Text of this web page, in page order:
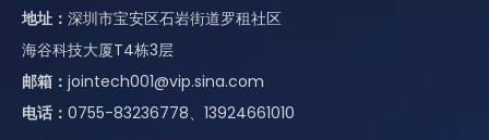
地址： 深圳市宝安区石岩街道罗租社区
海谷科技大厦T4栋3层
邮箱： jointech001@vip.sina.com
电话： 0755-83236778、13924661010